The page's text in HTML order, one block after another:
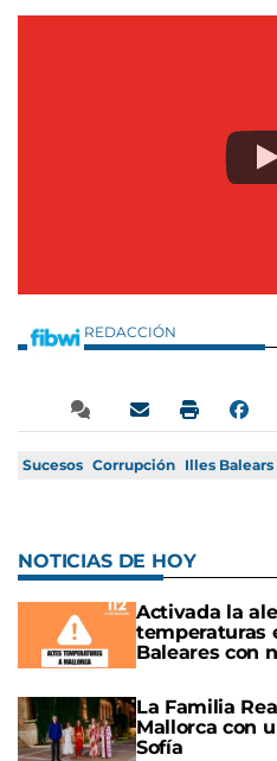
REDACCIÓN
Sucesos Corrupción Illes Balears
NOTICIAS DE HOY
Activada la
temperaturas
Baleares con
La Familia
Mallorca con
Sofía